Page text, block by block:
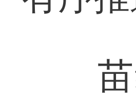
苗红